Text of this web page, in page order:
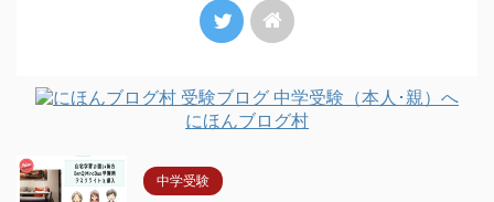
にほんブログ村
中学受験